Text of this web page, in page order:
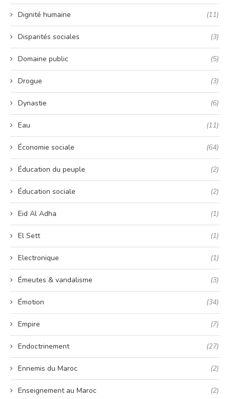
Dignité humaine (11)
Disparités sociales (3)
Domaine public (5)
Drogue (3)
Dynastie (6)
Eau (11)
Économie sociale (64)
Éducation du peuple (2)
Éducation sociale (2)
Eid Al Adha (1)
El Sett (1)
Electronique (1)
Émeutes & vandalisme (3)
Émotion (34)
Empire (7)
Endoctrinement (27)
Ennemis du Maroc (2)
Enseignement au Maroc (2)